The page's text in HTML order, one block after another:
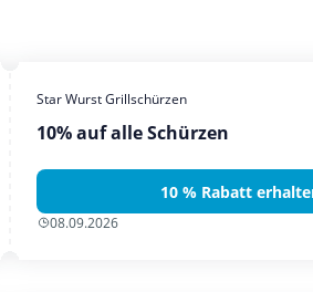
Star Wurst Grillschürzen
10% auf alle Schürzen
10 % Rabatt
08.09.2026